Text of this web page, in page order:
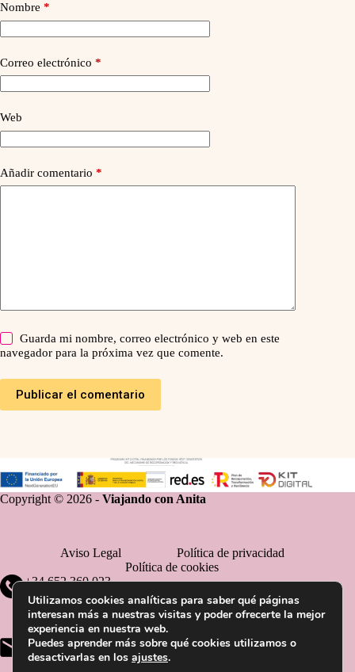
Nombre *
Correo electrónico *
Web
Añadir comentario *
Guarda mi nombre, correo electrónico y web en este
navegador para la próxima vez que comente.
Publicar el comentario
Copyright © 2026 - Viajando con Anita
Aviso Legal
Política de privacidad
Política de cookies
+34 652 360 023
hola@viajandoconanita.com
Utilizamos cookies analíticas para saber qué páginas
interesan más a nuestras visitas y poder ofrecerte la mejor
experiencia en nuestra web.
Puedes aprender más sobre qué cookies utilizamos o
desactivarlas en los ajustes.